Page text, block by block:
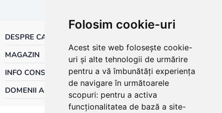
Folosim cookie-uri
Acest site web folosește cookie-
uri și alte tehnologii de urmărire
pentru a vă îmbunătăți experiența
de navigare în următoarele
scopuri: pentru a activa
funcționalitatea de bază a site-
DESPRE CALOR
MAGAZIN
INFO CONSUMATOR
DOMENII ACTIVITATE